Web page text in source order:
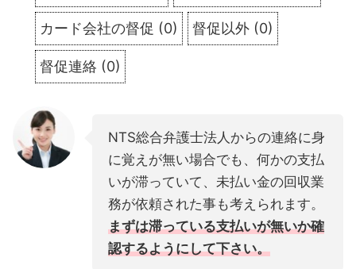
カード会社の督促 (0) 督促以外 (0)
督促連絡 (0)
NTS総合弁護士法人からの連絡に身
に覚えが無い場合でも、何かの支払
いが滞っていて、未払い金の回収業
務が依頼された事も考えられます。
まずは滞っている支払いが無いか確
認するようにして下さい。